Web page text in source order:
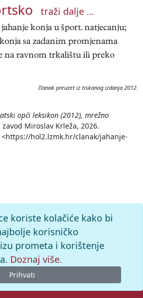
traži dalje ...
jahanje konja u šport. natjecanju;
sa zadanim promjenama
na ravnom trkalištu ili preko
članak preuzet iz tiskanog izdanja 2012.
opći leksikon (2012), mrežno
zavod Miroslav Krleža, 2026.
hol2.lzmk.hr/clanak/jahanje-
koriste kolačiće kako bi
korisničko
prometa i korištenje
Doznaj više.
Prihvati
zavodMiroslav Krleža